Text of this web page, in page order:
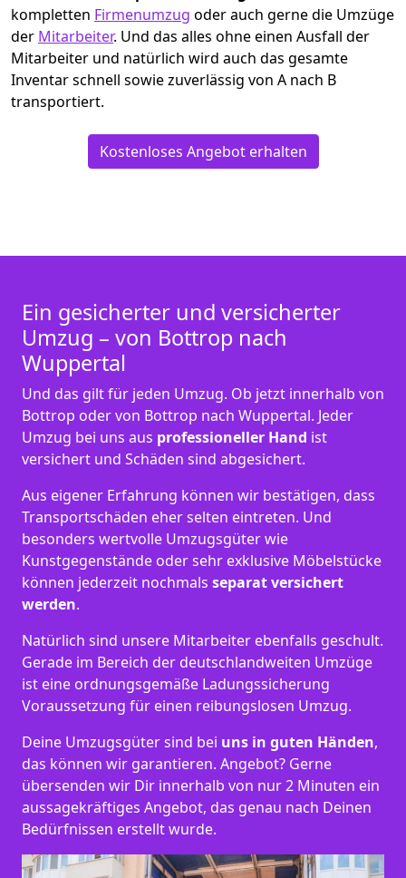
kompletten Firmenumzug oder auch gerne die Umzüge
der Mitarbeiter. Und das alles ohne einen Ausfall der
Mitarbeiter und natürlich wird auch das gesamte
Inventar schnell sowie zuverlässig von A nach B
transportiert.
Kostenloses Angebot erhalten
Ein gesicherter und versicherter
Umzug – von Bottrop nach
Wuppertal
Und das gilt für jeden Umzug. Ob jetzt innerhalb von
Bottrop oder von Bottrop nach Wuppertal. Jeder
Umzug bei uns aus professioneller Hand ist
versichert und Schäden sind abgesichert.
Aus eigener Erfahrung können wir bestätigen, dass
Transportschäden eher selten eintreten. Und
besonders wertvolle Umzugsgüter wie
Kunstgegenstände oder sehr exklusive Möbelstücke
können jederzeit nochmals separat versichert
werden.
Natürlich sind unsere Mitarbeiter ebenfalls geschult.
Gerade im Bereich der deutschlandweiten Umzüge
ist eine ordnungsgemäße Ladungssicherung
Voraussetzung für einen reibungslosen Umzug.
Deine Umzugsgüter sind bei uns in guten Händen,
das können wir garantieren. Angebot? Gerne
übersenden wir Dir innerhalb von nur 2 Minuten ein
aussagekräftiges Angebot, das genau nach Deinen
Bedürfnissen erstellt wurde.